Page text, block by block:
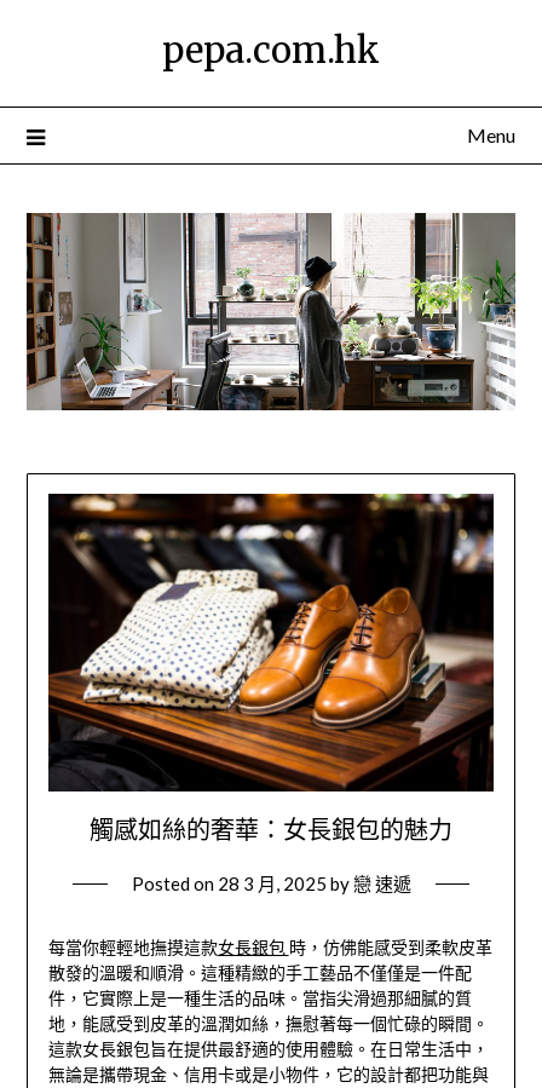
pepa.com.hk
Menu
觸感如絲的奢華：女長銀包的魅力
Posted on 28 3 月, 2025 by戀 速遞
每當你輕輕地撫摸這款女長銀包 時，仿佛能感受到柔軟皮革
散發的溫暖和順滑。這種精緻的手工藝品不僅僅是一件配
件，它實際上是一種生活的品味。當指尖滑過那細膩的質
地，能感受到皮革的溫潤如絲，撫慰著每一個忙碌的瞬間。
這款女長銀包旨在提供最舒適的使用體驗。在日常生活中，
無論是攜帶現金、信用卡或是小物件，它的設計都把功能與